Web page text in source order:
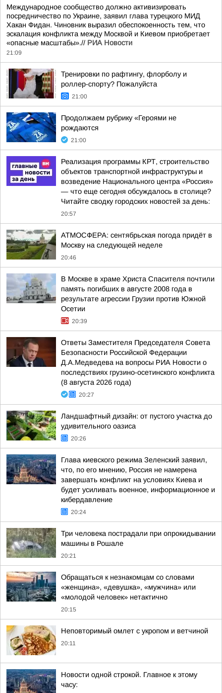
Международное сообщество должно активизировать
посредничество по Украине, заявил глава турецкого МИД
Хакан Фидан. Чиновник выразил обеспокоенность тем, что
эскалация конфликта между Москвой и Киевом приобретает
«опасные масштабы».// РИА Новости
21:09
Тренировки по рафтингу, флорболу и
роллер-спорту? Пожалуйста
21:00
Продолжаем рубрику «Героями не
рождаются
21:00
Реализация программы КРТ, строительство
объектов транспортной инфраструктуры и
возведение Национального центра «Россия»
— что еще сегодня обсуждалось в столице?
Читайте сводку городских новостей за день:
20:57
АТМОСФЕРА: сентябрьская погода придёт в
Москву на следующей неделе
20:46
В Москве в храме Христа Спасителя почтили
память погибших в августе 2008 года в
результате агрессии Грузии против Южной
Осетии
20:39
Ответы Заместителя Председателя Совета
Безопасности Российской Федерации
Д.А.Медведева на вопросы РИА Новости о
последствиях грузино-осетинского конфликта
(8 августа 2026 года)
20:27
Ландшафтный дизайн: от пустого участка до
удивительного оазиса
20:26
Глава киевского режима Зеленский заявил,
что, по его мнению, Россия не намерена
завершать конфликт на условиях Киева и
будет усиливать военное, информационное и
кибердавление
20:24
Три человека пострадали при опрокидывании
машины в Рошале
20:21
Обращаться к незнакомцам со словами
«женщина», «девушка», «мужчина» или
«молодой человек» нетактично
20:15
Неповторимый омлет с укропом и ветчиной
20:11
Новости одной строкой. Главное к этому
часу: